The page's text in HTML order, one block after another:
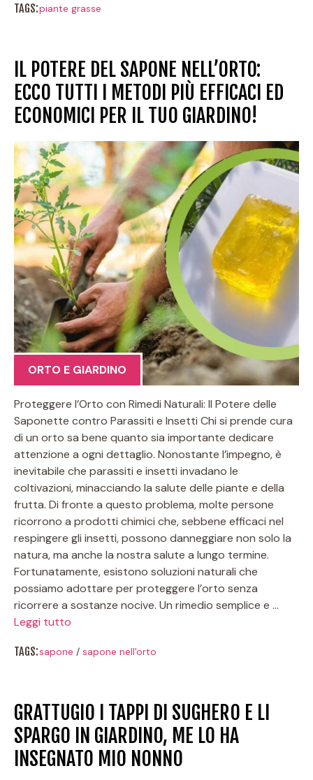
TAGS:piante grasse
IL POTERE DEL SAPONE NELL’ORTO:
ECCO TUTTI I METODI PIÙ EFFICACI ED
ECONOMICI PER IL TUO GIARDINO!
ORTO E GIARDINO
Proteggere l’Orto con Rimedi Naturali: Il Potere delle
Saponette contro Parassiti e Insetti Chi si prende cura
di un orto sa bene quanto sia importante dedicare
attenzione a ogni dettaglio. Nonostante l’impegno, è
inevitabile che parassiti e insetti invadano le
coltivazioni, minacciando la salute delle piante e della
frutta. Di fronte a questo problema, molte persone
ricorrono a prodotti chimici che, sebbene efficaci nel
respingere gli insetti, possono danneggiare non solo la
natura, ma anche la nostra salute a lungo termine.
Fortunatamente, esistono soluzioni naturali che
possiamo adottare per proteggere l’orto senza
ricorrere a sostanze nocive. Un rimedio semplice e …
Leggi tutto
TAGS:sapone / sapone nell'orto
GRATTUGIO I TAPPI DI SUGHERO E LI
SPARGO IN GIARDINO, ME LO HA
INSEGNATO MIO NONNO